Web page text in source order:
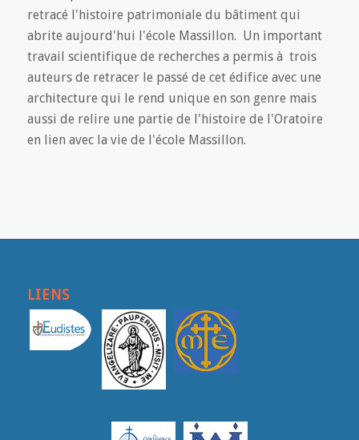
retracé l'histoire patrimoniale du bâtiment qui
abrite aujourd'hui l'école Massillon. Un important
travail scientifique de recherches a permis à trois
auteurs de retracer le passé de cet édifice avec une
architecture qui le rend unique en son genre mais
aussi de relire une partie de l'histoire de l'Oratoire
en lien avec la vie de l'école Massillon.
LIENS